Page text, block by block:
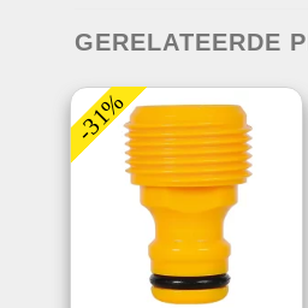
GERELATEERDE
-31%